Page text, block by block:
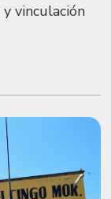
vinculación